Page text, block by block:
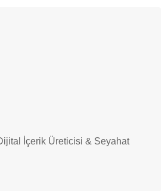
İçerik Üreticisi & Seyahat